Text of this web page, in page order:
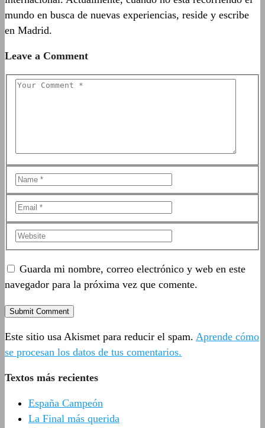
mundo en busca de nuevas experiencias, reside y escribe
en Madrid.
Leave a Comment
Guarda mi nombre, correo electrónico y web en este
navegador para la próxima vez que comente.
Este sitio usa Akismet para reducir el spam. Aprende cómo
se procesan los datos de tus comentarios.
Textos más recientes
España Campeón
La Final más querida